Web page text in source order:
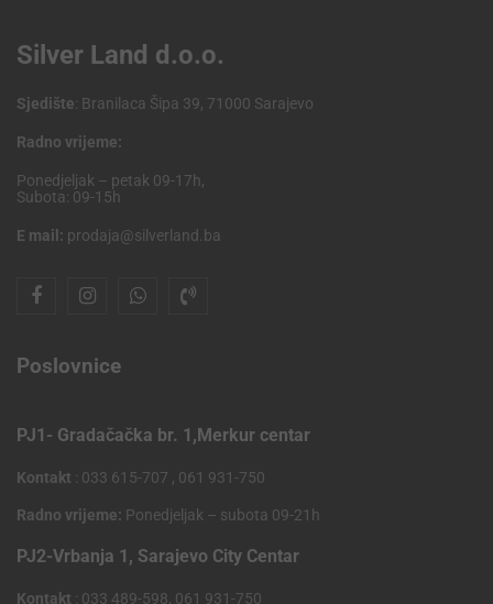
Silver Land d.o.o.
Sjedište: Branilaca Šipa 39, 71000 Sarajevo
Radno vrijeme:
Ponedjeljak – petak 09-17h,
Subota: 09-15h
E mail: prodaja@silverland.ba
Poslovnice
PJ1- Gradačačka br. 1,Merkur centar
Kontakt : 033 615-707 , 061 931-750
Radno vrijeme: Ponedjeljak – subota 09-21h
PJ2-Vrbanja 1, Sarajevo City Centar
Kontakt : 033 489-598, 061 931-750